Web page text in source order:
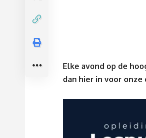
Elke avond op de
dan hier in voor onze